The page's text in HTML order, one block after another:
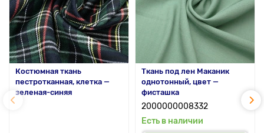
Костюмная ткань
пестротканная, клетка —
зеленая-синяя
Ткань под лен Маканик
однотонный, цвет —
фисташка
2000000008332
Есть в наличии